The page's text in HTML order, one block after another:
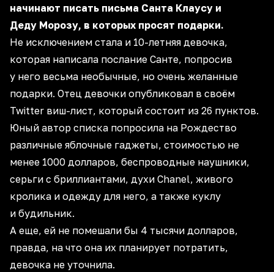
начинают писать письма Санта Клаусу и
Деду Морозу, в которых просят подарки.
Не исключением стала и 10-летняя девочка,
которая написала послание Санте, попросив
у него весьма необычные, но очень желанные
подарки. Отец девочки опубликовал в своём
Twitter виш-лист, который состоит из 26 пунктов.
Юный автор списка попросила на Рождество
различные яблочные гаджеты, стоимостью не
менее 1000 долларов, беспроводные наушники,
серьги с бриллиантами, духи Chanel, живого
кролика и одежду для него, а также куклу
и будильник.
А еще, ей не помешали бы 4 тысячи долларов,
правда, на что она их планирует потратить,
девочка не уточнила.